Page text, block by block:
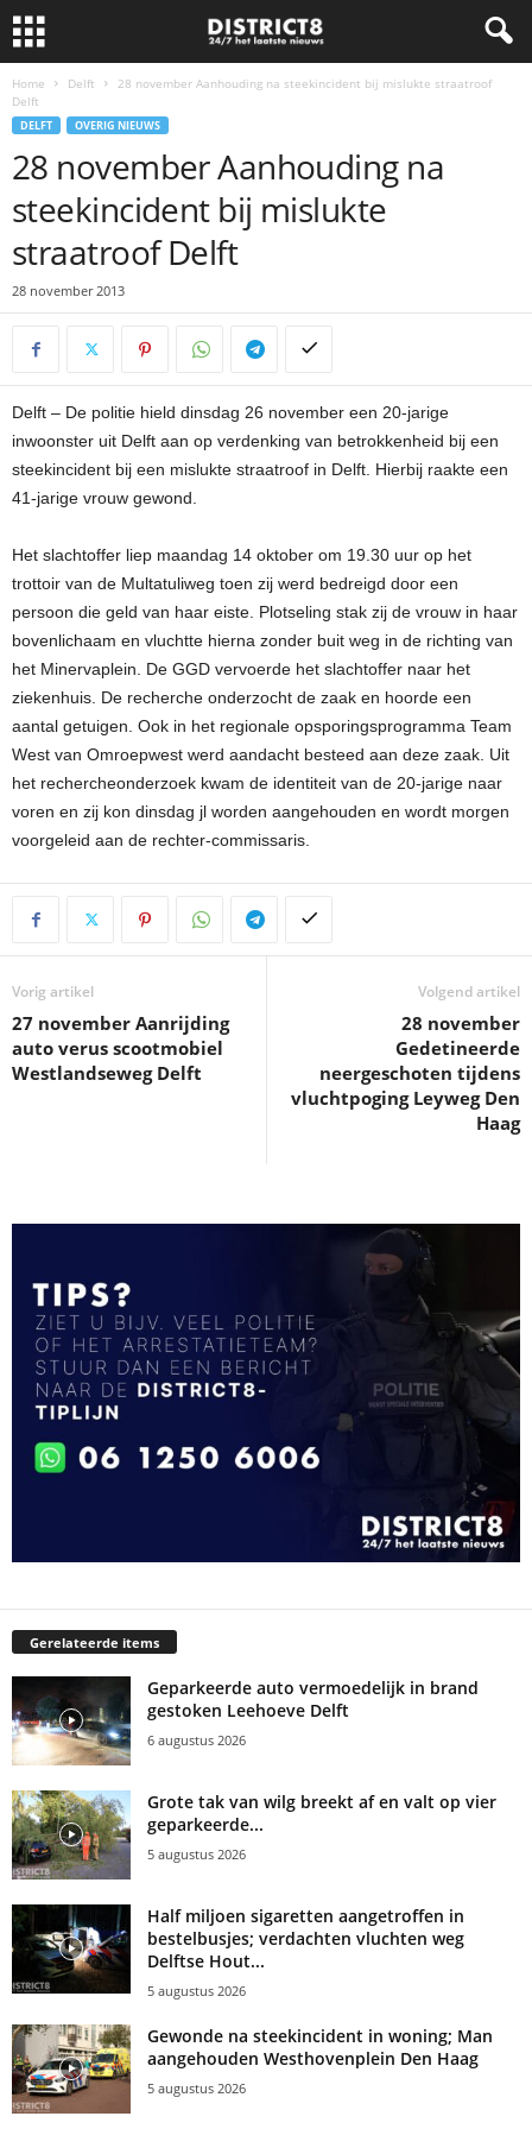
Home Delft
28 november Aanhouding na steekincident bij mislukte straatroof
Delft
DELFT OVERIG NIEUWS
28 november Aanhouding na
steekincident bij mislukte
straatroof Delft
28 november 2013
Delft – De politie hield dinsdag 26 november een 20-jarige
inwoonster uit Delft aan op verdenking van betrokkenheid bij een
steekincident bij een mislukte straatroof in Delft. Hierbij raakte een
41-jarige vrouw gewond.
Het slachtoffer liep maandag 14 oktober om 19.30 uur op het
trottoir van de Multatuliweg toen zij werd bedreigd door een
persoon die geld van haar eiste. Plotseling stak zij de vrouw in haar
bovenlichaam en vluchtte hierna zonder buit weg in de richting van
het Minervaplein. De GGD vervoerde het slachtoffer naar het
ziekenhuis. De recherche onderzocht de zaak en hoorde een
aantal getuigen. Ook in het regionale opsporingsprogramma Team
West van Omroepwest werd aandacht besteed aan deze zaak. Uit
het rechercheonderzoek kwam de identiteit van de 20-jarige naar
voren en zij kon dinsdag jl worden aangehouden en wordt morgen
voorgeleid aan de rechter-commissaris.
Vorig artikel
27 november Aanrijding
auto verus scootmobiel
Westlandseweg Delft
Volgend artikel
28 november
Gedetineerde
neergeschoten tijdens
vluchtpoging Leyweg Den
Haag
Gerelateerde items
Geparkeerde auto vermoedelijk in brand
gestoken Leehoeve Delft
6 augustus 2026
Grote tak van wilg breekt af en valt op vier
geparkeerde...
5 augustus 2026
Half miljoen sigaretten aangetroffen in
bestelbusjes; verdachten vluchten weg
Delftse Hout...
5 augustus 2026
Gewonde na steekincident in woning; Man
aangehouden Westhovenplein Den Haag
5 augustus 2026